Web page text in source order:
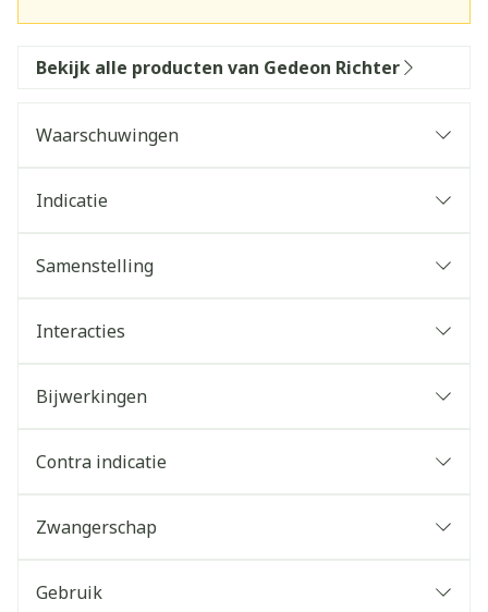
Bekijk alle producten van Gedeon Richter
Waarschuwingen
Indicatie
Samenstelling
Interacties
Bijwerkingen
Contra indicatie
Zwangerschap
Gebruik